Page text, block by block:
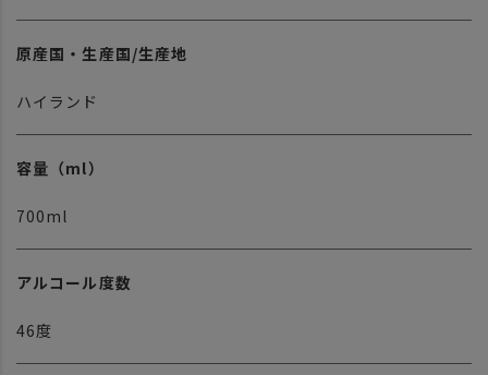
原産国・生産国/生産地
ハイランド
容量（ml）
700ml
アルコール度数
46度